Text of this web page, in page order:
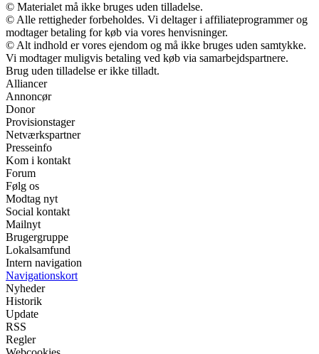
© Materialet må ikke bruges uden tilladelse.
© Alle rettigheder forbeholdes. Vi deltager i affiliateprogrammer og
modtager betaling for køb via vores henvisninger.
© Alt indhold er vores ejendom og må ikke bruges uden samtykke.
Vi modtager muligvis betaling ved køb via samarbejdspartnere.
Brug uden tilladelse er ikke tilladt.
Alliancer
Annoncør
Donor
Provisionstager
Netværkspartner
Presseinfo
Kom i kontakt
Forum
Følg os
Modtag nyt
Social kontakt
Mailnyt
Brugergruppe
Lokalsamfund
Intern navigation
Navigationskort
Nyheder
Historik
Update
RSS
Regler